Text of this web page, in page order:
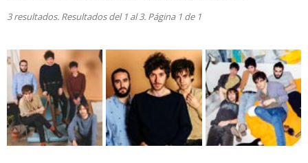
3 resultados. Resultados del 1 al 3. Página 1 de 1